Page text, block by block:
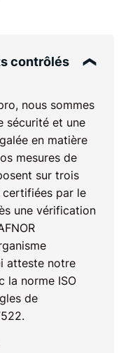
contrôlés
nous sommes
sécurité et une
en matière
mesures de
sur trois
par le
une vérification
atteste notre
la norme ISO
de